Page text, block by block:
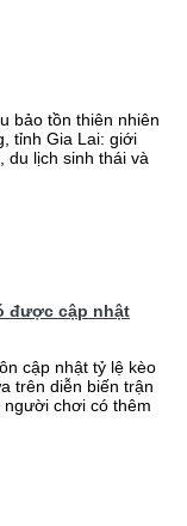
bảo tồn thiên nhiên
tỉnh Gia Lai: giới
du lịch sinh thái và
được cập nhật
cập nhật tỷ lệ kèo
trên diễn biến trận
chơi có thêm